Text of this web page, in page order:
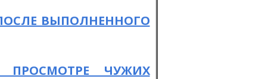
ВЫПОЛНЕННОГО
ЧУЖИХ